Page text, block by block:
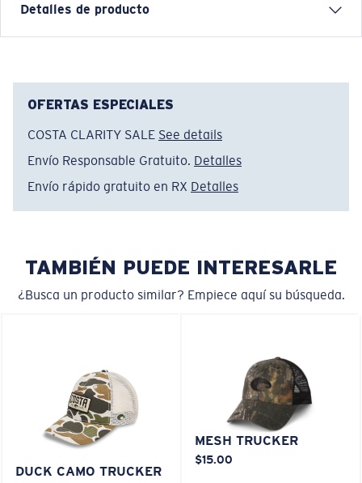
Detalles de producto
CARACTERÍSTICAS
• Ajuste regular
• Gorra tipo camionero de cinco paneles con espuma
frontal
• Parche frontal con el logo
Nombre del modelo:Hang Loose Trucker
Artículo n.°:HA 162NV
OFERTAS ESPECIALES
COSTA CLARITY SALE See details
Envío Responsable Gratuito. Detalles
Envío rápido gratuito en RX Detalles
TAMBIÉN PUEDE INTERESARLE
¿Busca un producto similar? Empiece aquí su búsqueda.
DUCK CAMO TRUCKER
MESH TRUCKER
$15.00